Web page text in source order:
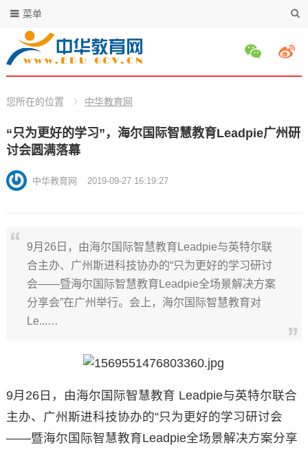
菜单
您所在的位置 中华教育网
“只为更好的学习”，海尔国际智慧教育Leadpie广州研
讨会圆满落幕
中华教育网 2019-09-27 16:19:27
9月26日，由海尔国际智慧教育Leadpie与英特尔联
合主办、广州斯进科技协办的“只为更好的学习研讨
会——暨海尔国际智慧教育Leadpie全场景解决方案
分享会”在广州举行。会上，海尔国际智慧教育对
Le...…
9月26日，由海尔国际智慧教育 Leadpie与英特尔联合
主办、广州斯进科技协办的“只为更好的学习研讨会
——暨海尔国际智慧教育Leadpie全场景解决方案分享